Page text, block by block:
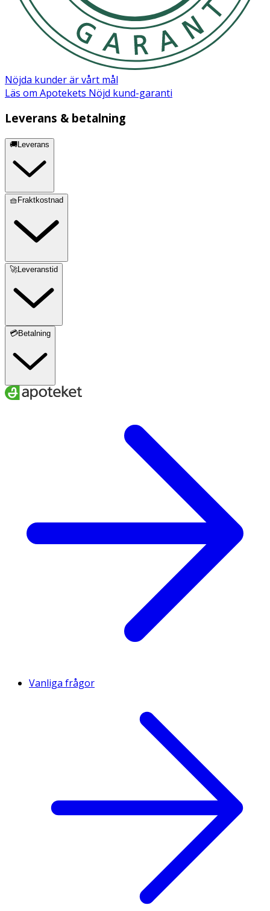
Nöjda kunder är vårt mål
Läs om Apotekets Nöjd kund-garanti
Leverans & betalning
🚚Leverans
🧺Fraktkostnad
🚀Leveranstid
💳Betalning
Vanliga frågor